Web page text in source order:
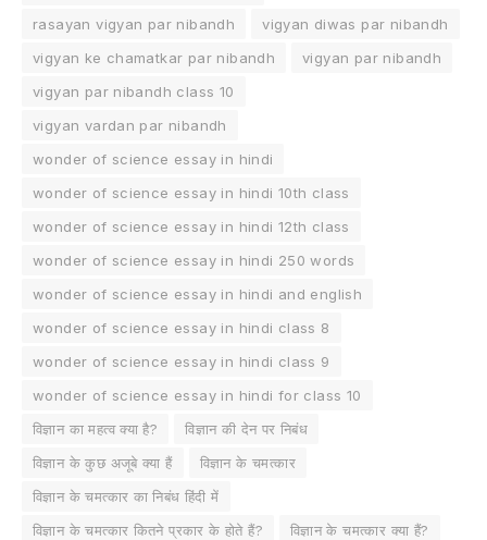
rasayan vigyan par nibandh
vigyan diwas par nibandh
vigyan ke chamatkar par nibandh
vigyan par nibandh
vigyan par nibandh class 10
vigyan vardan par nibandh
wonder of science essay in hindi
wonder of science essay in hindi 10th class
wonder of science essay in hindi 12th class
wonder of science essay in hindi 250 words
wonder of science essay in hindi and english
wonder of science essay in hindi class 8
wonder of science essay in hindi class 9
wonder of science essay in hindi for class 10
विज्ञान का महत्व क्या है?
विज्ञान की देन पर निबंध
विज्ञान के कुछ अजूबे क्या हैं
विज्ञान के चमत्कार
विज्ञान के चमत्कार का निबंध हिंदी में
विज्ञान के चमत्कार कितने प्रकार के होते हैं?
विज्ञान के चमत्कार क्या हैं?